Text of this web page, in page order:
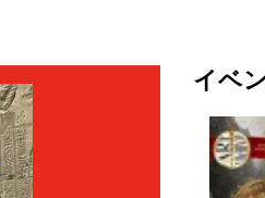
イベ